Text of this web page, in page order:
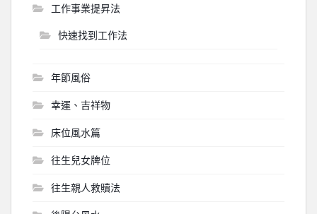
工作事業提昇法
快速找到工作法
年節風俗
幸運、吉祥物
床位風水篇
往生兒女牌位
往生親人救贖法